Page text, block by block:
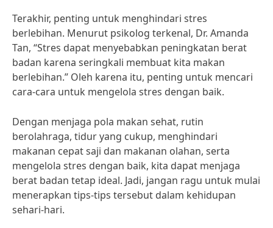
Terakhir, penting untuk menghindari stres
berlebihan. Menurut psikolog terkenal, Dr. Amanda
Tan, “Stres dapat menyebabkan peningkatan berat
badan karena seringkali membuat kita makan
berlebihan.” Oleh karena itu, penting untuk mencari
cara-cara untuk mengelola stres dengan baik.
Dengan menjaga pola makan sehat, rutin
berolahraga, tidur yang cukup, menghindari
makanan cepat saji dan makanan olahan, serta
mengelola stres dengan baik, kita dapat menjaga
berat badan tetap ideal. Jadi, jangan ragu untuk mulai
menerapkan tips-tips tersebut dalam kehidupan
sehari-hari.